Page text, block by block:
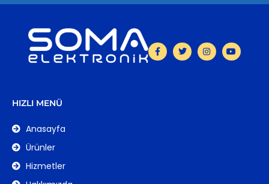
HIZLI MENÜ
Anasayfa
Ürünler
Hizmetler